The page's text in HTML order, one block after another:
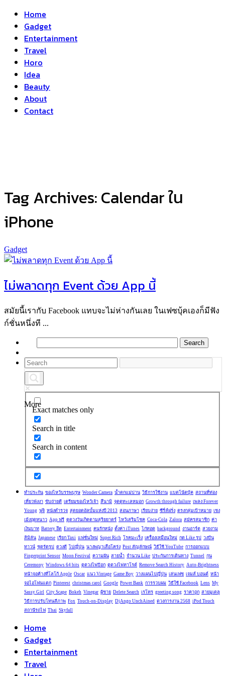
Home
Gadget
Entertainment
Travel
Horo
Idea
Beauty
About
Contact
Tag Archives:Calendar ใน
iPhone
Gadget
ไม่พลาดทุก Event ด้วย App นี้
สมัยนี้เรากับ Facebook แทบจะไม่ห่างกันเลย ในเฟซบุ้คเองก็มีฟัง
ก์ชั่นหนึ่งที ...
More
Exact matches only
Search in title
Search in content
ทำประกัน ของไหว้บรรพบุรุษ Wonder Camera น้ำตกแม่ปาน วิธีการใช้งาน แบตโน้ตบุ้ค สถานที่ท่อง
เที่ยวพังงา ขับถ่ายดี เตรียมของไหว้เจ้า สึนามิ จุดดูทะเลหมอก Growth through failure เพลง Forever
Young ฟูจิ หนังตำรวจ สุดยอดอัลบั้มแห่งปี 2013 สอนภาษา เรียบง่าย ซีรี่ส์ฝรั่ง ตรงกลุ่มเป้าหมาย เชง
เม้งฤดูหนาว App ฟรี ดูดวงวันเกิดตามสุริยยาตร์ ไหว้เสริมโชค Coca-Cola Zalora สมัครสมาชิก ค่า
เงินบาท Battery อึด Entertainment คนรักหนัง ตั้งค่า iTunes ไก่ทอด background งานอาร์ต สวยงาม
สิมิลัน Japanese เรียก Taxi แฟชั่นใหม่ Super Rich โรคมะเร็ง เครื่องเหมือนใหม่ กด Like รูป
วงบีน
ทาวน์ ชุดรัดรูป ดวงดี ไปญี่ปุ่น นางพญาเสือโคร่ง Post สัญลักษณ์ วิธีใช้ YouTube การออกแบบ
Fingerprint Sensor Moon Festival ความฝัน สายน้ำ จำนวน Like ประกันการเดินทาง Tunnel กุน
Ceremony Windows 64 bits ดูดวงไพ่ป๊อก ดูดวงไพ่ทาโรต์ Remove Search History Auto-Brightness
หน้าจอค้างที่โลโก้ Apple Oscar แนว Vintage Game Boy วางแผนไปญี่ปุ่น เล่นเฟซ เจมส์ บอนด์ หน้า
จอไอโฟนแตก Pinterest christmas carol Google Power Bank การรวบผม วิธีใช้ Facebook Lens My
Sassy Girl City Scape Bokeh Vinegar ผู้ชาย Delete Search เรโทร greeting song ราคาถูก สายมูเตลู
วิธีการปรับโทนสีภาพ Fox Touch-on-Display DjAngo UnchAined ดวงการงาน 2568 iPod Touch
สถานีรถไฟ Thai Skyfall
Home
Gadget
Entertainment
Travel